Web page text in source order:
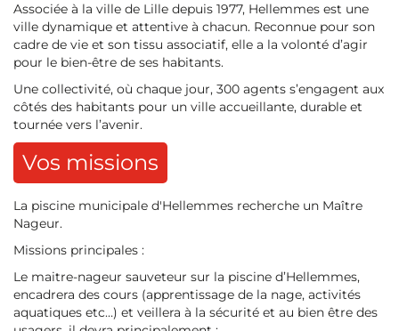
Associée à la ville de Lille depuis 1977, Hellemmes est une
ville dynamique et attentive à chacun. Reconnue pour son
cadre de vie et son tissu associatif, elle a la volonté d’agir
pour le bien-être de ses habitants.
Une collectivité, où chaque jour, 300 agents s’engagent aux
côtés des habitants pour un ville accueillante, durable et
tournée vers l’avenir.
Vos missions
La piscine municipale d'Hellemmes recherche un Maître
Nageur.
Missions principales :
Le maitre-nageur sauveteur sur la piscine d’Hellemmes,
encadrera des cours (apprentissage de la nage, activités
aquatiques etc…) et veillera à la sécurité et au bien être des